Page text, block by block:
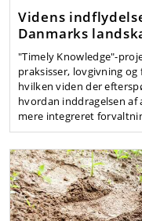
Videns
Danmarks
"Timely Knowledge"-
praksisser, lovgivning
hvilken viden der
hvordan inddragelsen af
mere integreret